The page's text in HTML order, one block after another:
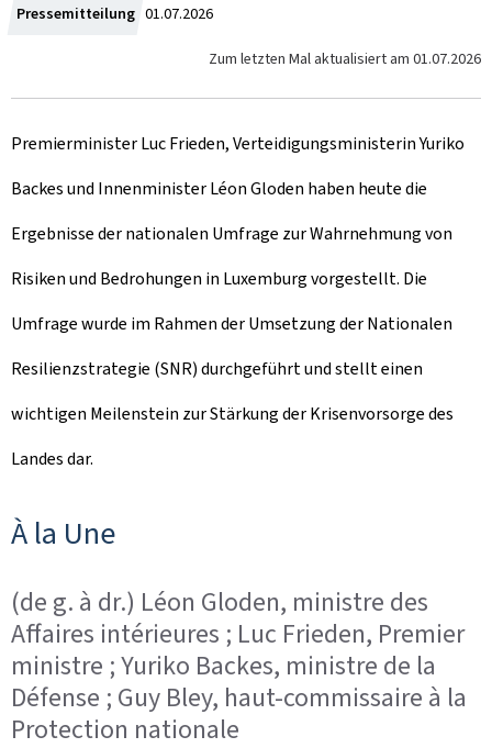
Pressemitteilung Z
m
01.07.2026
Zum letzten Mal aktualisiert am 01.07.2026
Premierminister Luc Frieden, Verteidigungsministerin Yuriko
Backes und Innenminister Léon Gloden haben heute die
Ergebnisse der nationalen Umfrage zur Wahrnehmung von
Risiken und Bedrohungen in Luxemburg vorgestellt. Die
Umfrage wurde im Rahmen der Umsetzung der Nationalen
Resilienzstrategie (SNR) durchgeführt und stellt einen
wichtigen Meilenstein zur Stärkung der Krisenvorsorge des
Landes dar.
À la Une
(de g. à dr.) Léon Gloden, ministre des
Affaires intérieures ; Luc Frieden, Premier
ministre ; Yuriko Backes, ministre de la
Défense ; Guy Bley, haut-commissaire à la
Protection nationale